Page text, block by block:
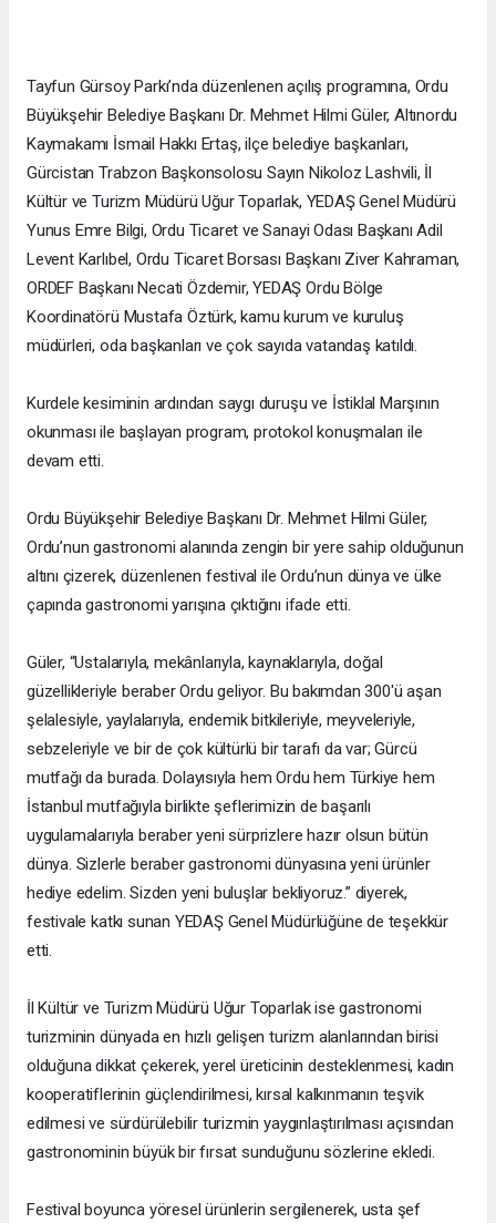
Tayfun Gürsoy Parkı’nda düzenlenen açılış programına, Ordu
Büyükşehir Belediye Başkanı Dr. Mehmet Hilmi Güler, Altınordu
Kaymakamı İsmail Hakkı Ertaş, ilçe belediye başkanları,
Gürcistan Trabzon Başkonsolosu Sayın Nikoloz Lashvili, İl
Kültür ve Turizm Müdürü Uğur Toparlak, YEDAŞ Genel Müdürü
Yunus Emre Bilgi, Ordu Ticaret ve Sanayi Odası Başkanı Adil
Levent Karlıbel, Ordu Ticaret Borsası Başkanı Ziver Kahraman,
ORDEF Başkanı Necati Özdemir, YEDAŞ Ordu Bölge
Koordinatörü Mustafa Öztürk, kamu kurum ve kuruluş
müdürleri, oda başkanları ve çok sayıda vatandaş katıldı.
Kurdele kesiminin ardından saygı duruşu ve İstiklal Marşının
okunması ile başlayan program, protokol konuşmaları ile
devam etti.
Ordu Büyükşehir Belediye Başkanı Dr. Mehmet Hilmi Güler,
Ordu’nun gastronomi alanında zengin bir yere sahip olduğunun
altını çizerek, düzenlenen festival ile Ordu’nun dünya ve ülke
çapında gastronomi yarışına çıktığını ifade etti.
Güler, “Ustalarıyla, mekânlarıyla, kaynaklarıyla, doğal
güzellikleriyle beraber Ordu geliyor. Bu bakımdan 300'ü aşan
şelalesiyle, yaylalarıyla, endemik bitkileriyle, meyveleriyle,
sebzeleriyle ve bir de çok kültürlü bir tarafı da var; Gürcü
mutfağı da burada. Dolayısıyla hem Ordu hem Türkiye hem
İstanbul mutfağıyla birlikte şeflerimizin de başarılı
uygulamalarıyla beraber yeni sürprizlere hazır olsun bütün
dünya. Sizlerle beraber gastronomi dünyasına yeni ürünler
hediye edelim. Sizden yeni buluşlar bekliyoruz.” diyerek,
festivale katkı sunan YEDAŞ Genel Müdürlüğüne de teşekkür
etti.
İl Kültür ve Turizm Müdürü Uğur Toparlak ise gastronomi
turizminin dünyada en hızlı gelişen turizm alanlarından birisi
olduğuna dikkat çekerek, yerel üreticinin desteklenmesi, kadın
kooperatiflerinin güçlendirilmesi, kırsal kalkınmanın teşvik
edilmesi ve sürdürülebilir turizmin yaygınlaştırılması açısından
gastronominin büyük bir fırsat sunduğunu sözlerine ekledi.
Festival boyunca yöresel ürünlerin sergilenerek, usta şef